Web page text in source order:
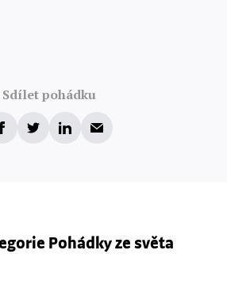
Sdílet pohádku
Pohádky ze světa